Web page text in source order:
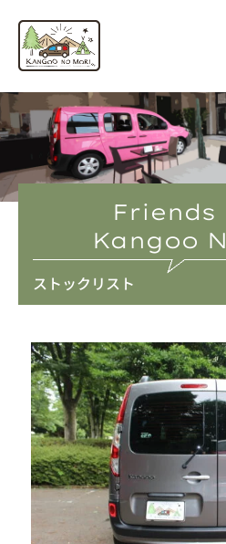
キ
ッ
プ
Friends
Kangoo
ストックリスト